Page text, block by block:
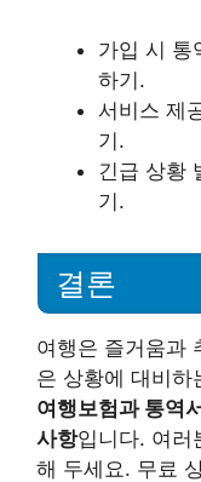
가입 시 통
하기.
서비스 제
기.
긴급 상황
기.
결론
여행은 즐거움과
은 상황에 대비하
여행보험과 통역
사항입니다. 여러
해 두세요. 무료